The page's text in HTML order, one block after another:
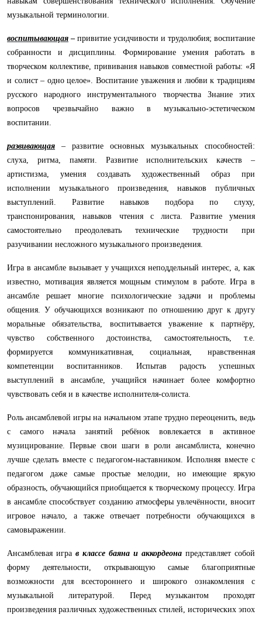
музыкальной терминологии.
воспитывающая – привитие усидчивости и трудолюбия; воспитание
собранности и дисциплины. Формирование умения работать в
творческом коллективе, прививания навыков совместной работы: «Я
и солист – одно целое». Воспитание уважения и любви к традициям
русского народного инструментального творчества Знание этих
вопросов чрезвычайно важно в музыкально-эстетическом
воспитании.
развивающая
– развитие основных музыкальных способностей:
слуха, ритма, памяти.
Развитие исполнительских качеств –
артистизма, умения создавать художественный образ при
исполнении музыкального произведения, навыков публичных
выступлений. Развитие навыков подбора по слуху,
транспонирования, навыков чтения с листа. Развитие умения
самостоятельно преодолевать технические трудности при
разучивании несложного музыкального произведения.
Игра в ансамбле вызывает у учащихся неподдельный интерес, а, как
известно, мотивация является мощным стимулом в работе. Игра в
ансамбле решает многие психологические задачи и проблемы
общения. У обучающихся возникают по отношению друг к другу
моральные обязательства, воспитывается уважение к партнёру,
чувство собственного достоинства, самостоятельность, т.е.
формируется коммуникативная, социальная, нравственная
компетенции воспитанников. Испытав радость успешных
выступлений в ансамбле, учащийся начинает более комфортно
чувствовать себя и в качестве исполнителя-солиста.
Роль ансамблевой игры на начальном этапе трудно переоценить, ведь
с самого начала занятий ребёнок вовлекается в активное
музицирование. Первые свои шаги в роли ансамблиста, конечно
лучше сделать вместе с педагогом-наставником. Исполняя вместе с
педагогом даже самые простые мелодии, но имеющие яркую
образность, обучающийся приобщается к творческому процессу. Игра
в ансамбле способствует созданию атмосферы увлечённости, вносит
игровое начало, а также отвечает потребности обучающихся в
самовыражении.
Ансамблевая игра в классе баяна и аккордеона представляет собой
форму деятельности, открывающую самые благоприятные
возможности для всестороннего и широкого ознакомления с
музыкальной литературой. Перед музыкантом проходят
произведения различных художественных стилей, исторических эпох